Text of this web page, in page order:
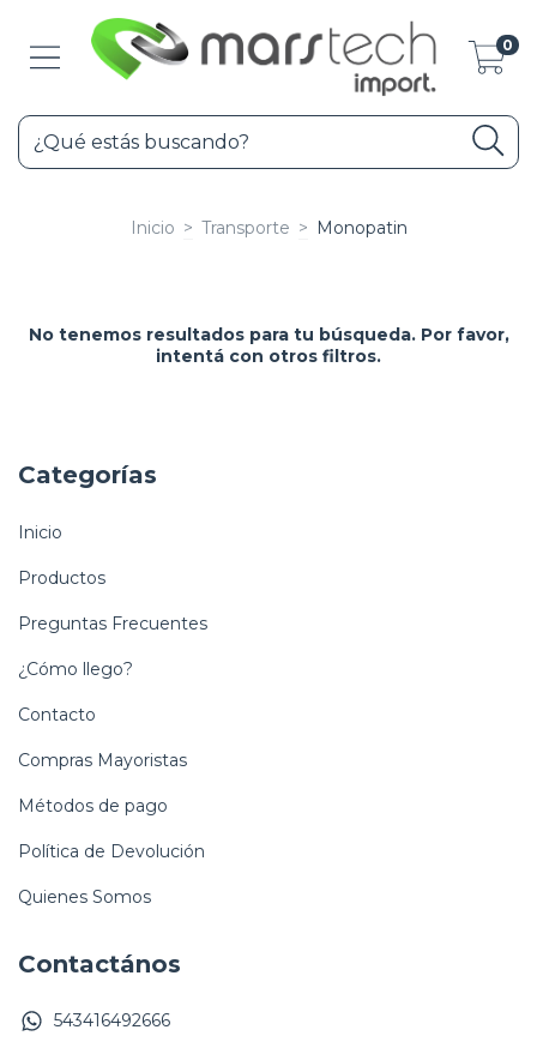
0
Inicio > Transporte > Monopatin
No tenemos resultados para tu búsqueda. Por favor,
intentá con otros filtros.
Categorías
Inicio
Productos
Preguntas Frecuentes
¿Cómo llego?
Contacto
Compras Mayoristas
Métodos de pago
Política de Devolución
Quienes Somos
Contactános
543416492666